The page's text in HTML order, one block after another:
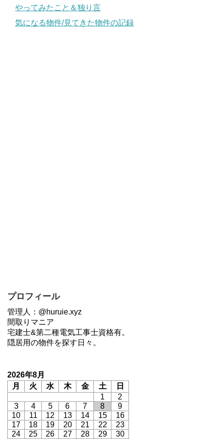
やってみたこと＆独り言
気になる物件/見てきた物件の記録
プロフィール
管理人：@huruie.xyz
間取りマニア
宅建士&第二種電気工事士資格有。
隠居用の物件を探す日々。
2026年8月
月
火 水 木 金 土
日
1
2
3
4 5 6 7 8
9
10
11 12 13 14 15
16
17
18 19 20 21 22
23
24
25 26 27 28 29 30